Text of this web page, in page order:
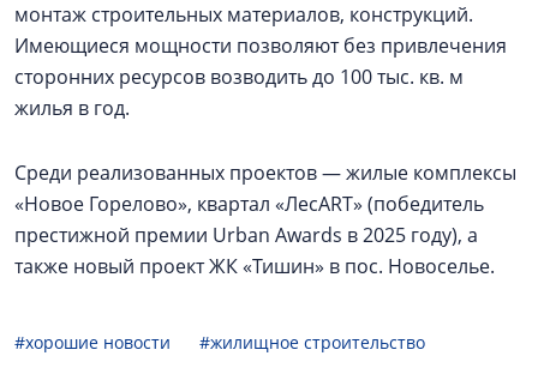
монтаж строительных материалов, конструкций.
Имеющиеся мощности позволяют без привлечения
сторонних ресурсов возводить до 100 тыс. кв. м
жилья в год.
Среди реализованных проектов — жилые комплексы
«Новое Горелово», квартал «ЛесART» (победитель
престижной премии Urban Awards в 2025 году), а
также новый проект ЖК «Тишин» в пос. Новоселье.
#хорошие новости
#жилищное строительство